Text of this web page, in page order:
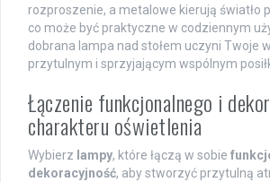
rozproszenie, a metalowe kierują światło
co może być praktyczne w codziennym
dobrana lampa nad stołem uczyni Twoje
przytulnym i sprzyjającym wspólnym
Łączenie funkcjonalnego i
charakteru oświetlenia
Wybierz lampy, które łączą w sobie
dekoracyjność, aby stworzyć przytulną